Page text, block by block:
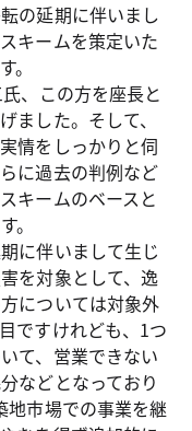
の延期に伴いまし
キームを策定いた
。
、この方を座長と
ました。そして、
情をしっかりと伺
に過去の判例など
キームのベースと
。
に伴いまして生じ
を対象として、逸
については対象外
ですけれども、1つ
て、営業できない
などとなっており
地市場での事業を継